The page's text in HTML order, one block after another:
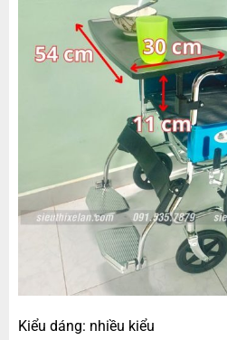
Kiểu dáng: nhiều kiểu